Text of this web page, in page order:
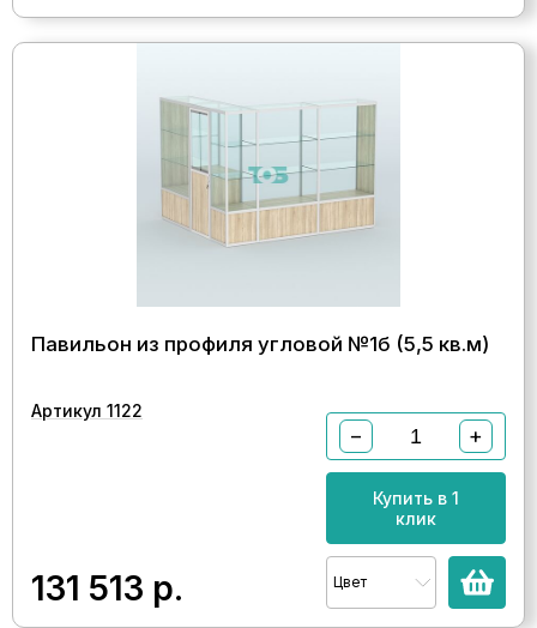
Павильон из профиля угловой №1б (5,5 кв.м)
Артикул 1122
131 513 р.
− +
Купить в 1
клик
Цвет